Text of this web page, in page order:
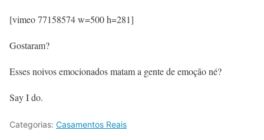
[vimeo 77158574 w=500 h=281]
Gostaram?
Esses noivos emocionados matam a gente de emoção né?
Say I do.
Categorias: Casamentos Reais